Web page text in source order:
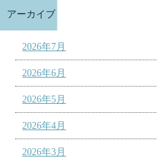
アーカイブ
2026年7月
2026年6月
2026年5月
2026年4月
2026年3月